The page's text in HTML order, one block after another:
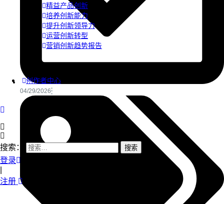
精益产品创新
培养创新能力
提升创新领导力
运营创新转型
营销创新趋势报告
创作者中心
搜索：
登录
注册
04/29/2026